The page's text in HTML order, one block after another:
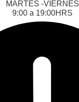
MARTES -VIERNES
‎‎‎9:00 a 19:00HRS